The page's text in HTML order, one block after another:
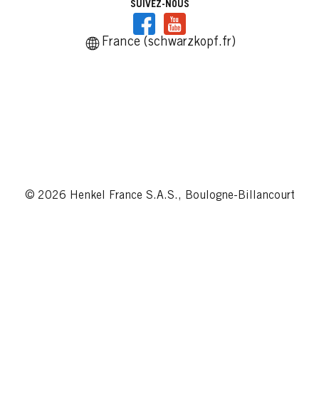
SUIVEZ-NOUS
France (schwarzkopf.fr)
© 2026 Henkel France S.A.S., Boulogne-Billancourt